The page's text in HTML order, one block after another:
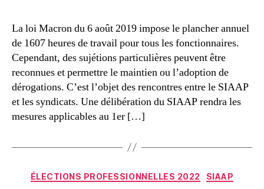
des
1607
heures
La loi Macron du 6 août 2019 impose le plancher annuel
de 1607 heures de travail pour tous les fonctionnaires.
Cependant, des sujétions particulières peuvent être
reconnues et permettre le maintien ou l’adoption de
dérogations. C’est l’objet des rencontres entre le SIAAP
et les syndicats. Une délibération du SIAAP rendra les
mesures applicables au 1er […]
Catégories
ÉLECTIONS PROFESSIONNELLES 2022 SIAAP